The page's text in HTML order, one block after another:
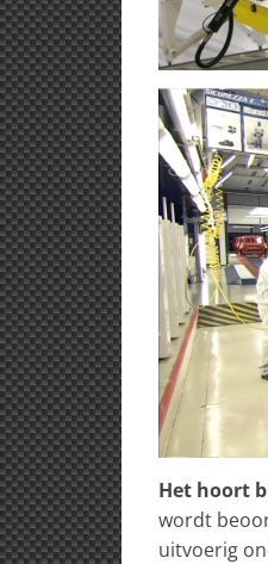
Het hoort
wordt
uitvoerig